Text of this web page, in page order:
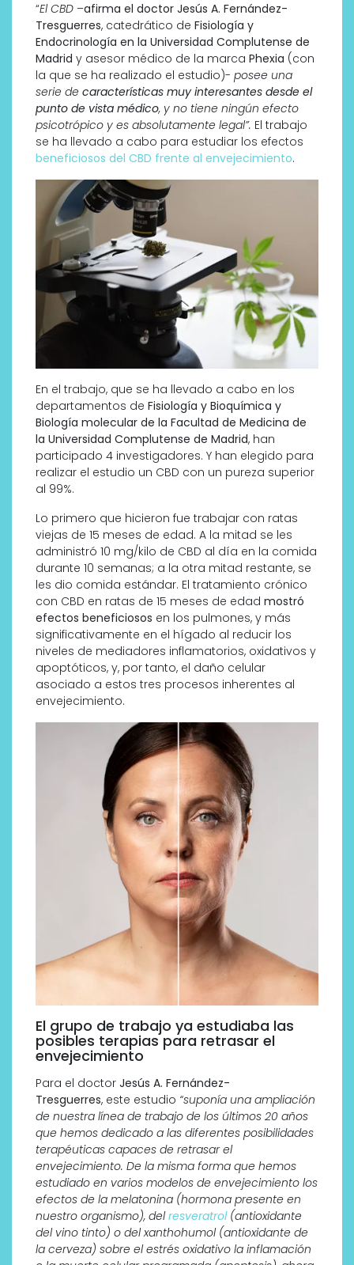
“El CBD –afirma el doctor Jesús A. Fernández-
Tresguerres, catedrático de Fisiología y
Endocrinología en la Universidad Complutense de
Madrid y asesor médico de la marca Phexia (con
la que se ha realizado el estudio)- posee una
serie de características muy interesantes desde el
punto de vista médico, y no tiene ningún efecto
psicotrópico y es absolutamente legal”. El trabajo
se ha llevado a cabo para estudiar los efectos
beneficiosos del CBD frente al envejecimiento.
En el trabajo, que se ha llevado a cabo en los
departamentos de Fisiología y Bioquímica y
Biología molecular de la Facultad de Medicina de
la Universidad Complutense de Madrid, han
participado 4 investigadores. Y han elegido para
realizar el estudio un CBD con un pureza superior
al 99%.
Lo primero que hicieron fue trabajar con ratas
viejas de 15 meses de edad. A la mitad se les
administró 10 mg/kilo de CBD al día en la comida
durante 10 semanas; a la otra mitad restante, se
les dio comida estándar. El tratamiento crónico
con CBD en ratas de 15 meses de edad mostró
efectos beneficiosos en los pulmones, y más
significativamente en el hígado al reducir los
niveles de mediadores inflamatorios, oxidativos y
apoptóticos, y, por tanto, el daño celular
asociado a estos tres procesos inherentes al
envejecimiento.
El grupo de trabajo ya estudiaba las
posibles terapias para retrasar el
envejecimiento
Para el doctor Jesús A. Fernández-
Tresguerres, este estudio “suponía una ampliación
de nuestra línea de trabajo de los últimos 20 años
que hemos dedicado a las diferentes posibilidades
terapéuticas capaces de retrasar el
envejecimiento. De la misma forma que hemos
estudiado en varios modelos de envejecimiento los
efectos de la melatonina (hormona presente en
nuestro organismo), delresveratrol(antioxidante
del vino tinto) o del xanthohumol (antioxidante de
la cerveza) sobre el estrés oxidativo la inflamación